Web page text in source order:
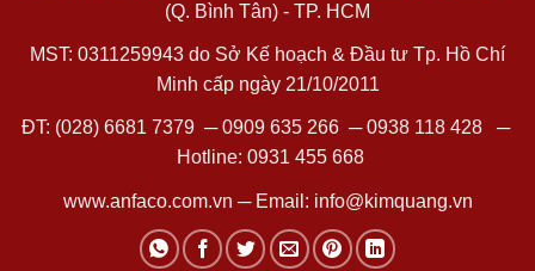
(Q. Bình Tân) - TP. HCM
MST: 0311259943 do Sở Kế hoạch & Đầu tư Tp. Hồ Chí
Minh cấp ngày 21/10/2011
ĐT: (028) 6681 7379 ─0909 635 266─0938 118 428─
Hotline: 0931 455 668
www.anfaco.com.vn ─ Email: info@kimquang.vn